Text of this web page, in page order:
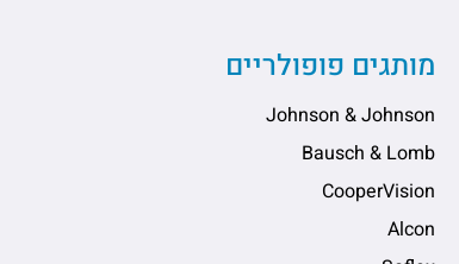
מותגים פופולריים
Johnson & Johnson
Bausch & Lomb
CooperVision
Alcon